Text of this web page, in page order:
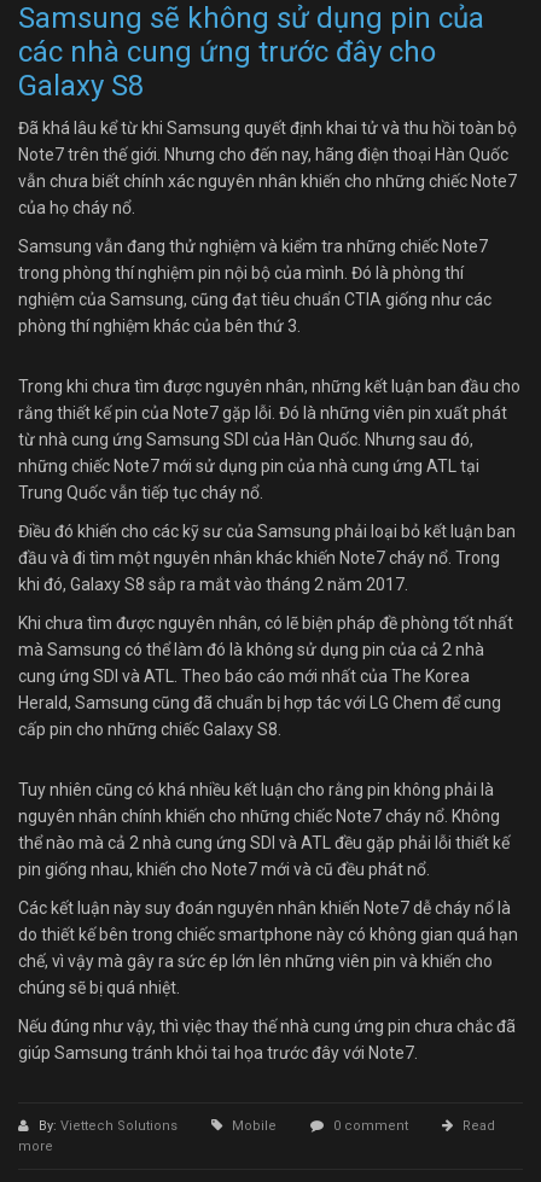
Samsung sẽ không sử dụng pin của
các nhà cung ứng trước đây cho
Galaxy S8
Đã khá lâu kể từ khi Samsung quyết định khai tử và thu hồi toàn bộ
Note7 trên thế giới. Nhưng cho đến nay, hãng điện thoại Hàn Quốc
vẫn chưa biết chính xác nguyên nhân khiến cho những chiếc Note7
của họ cháy nổ.
Samsung vẫn đang thử nghiệm và kiểm tra những chiếc Note7
trong phòng thí nghiệm pin nội bộ của mình. Đó là phòng thí
nghiệm của Samsung, cũng đạt tiêu chuẩn CTIA giống như các
phòng thí nghiệm khác của bên thứ 3.
Trong khi chưa tìm được nguyên nhân, những kết luận ban đầu cho
rằng thiết kế pin của Note7 gặp lỗi. Đó là những viên pin xuất phát
từ nhà cung ứng Samsung SDI của Hàn Quốc. Nhưng sau đó,
những chiếc Note7 mới sử dụng pin của nhà cung ứng ATL tại
Trung Quốc vẫn tiếp tục cháy nổ.
Điều đó khiến cho các kỹ sư của Samsung phải loại bỏ kết luận ban
đầu và đi tìm một nguyên nhân khác khiến Note7 cháy nổ. Trong
khi đó, Galaxy S8 sắp ra mắt vào tháng 2 năm 2017.
Khi chưa tìm được nguyên nhân, có lẽ biện pháp đề phòng tốt nhất
mà Samsung có thể làm đó là không sử dụng pin của cả 2 nhà
cung ứng SDI và ATL. Theo báo cáo mới nhất của The Korea
Herald, Samsung cũng đã chuẩn bị hợp tác với LG Chem để cung
cấp pin cho những chiếc Galaxy S8.
Tuy nhiên cũng có khá nhiều kết luận cho rằng pin không phải là
nguyên nhân chính khiến cho những chiếc Note7 cháy nổ. Không
thể nào mà cả 2 nhà cung ứng SDI và ATL đều gặp phải lỗi thiết kế
pin giống nhau, khiến cho Note7 mới và cũ đều phát nổ.
Các kết luận này suy đoán nguyên nhân khiến Note7 dễ cháy nổ là
do thiết kế bên trong chiếc smartphone này có không gian quá hạn
chế, vì vậy mà gây ra sức ép lớn lên những viên pin và khiến cho
chúng sẽ bị quá nhiệt.
Nếu đúng như vậy, thì việc thay thế nhà cung ứng pin chưa chắc đã
giúp Samsung tránh khỏi tai họa trước đây với Note7.
By: Viettech Solutions Mobile 0 comment
Read
more